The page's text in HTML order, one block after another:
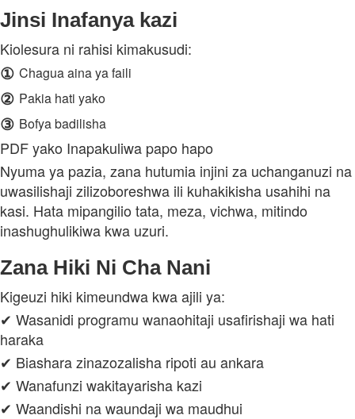
Jinsi Inafanya kazi
Kiolesura ni rahisi kimakusudi:
① Chagua aina ya faili
② Pakia hati yako
③ Bofya badilisha
PDF yako Inapakuliwa papo hapo
Nyuma ya pazia, zana hutumia injini za uchanganuzi na
uwasilishaji zilizoboreshwa ili kuhakikisha usahihi na
kasi. Hata mipangilio tata, meza, vichwa, mitindo
inashughulikiwa kwa uzuri.
Zana Hiki Ni Cha Nani
Kigeuzi hiki kimeundwa kwa ajili ya:
✔ Wasanidi programu wanaohitaji usafirishaji wa hati
haraka
✔ Biashara zinazozalisha ripoti au ankara
✔ Wanafunzi wakitayarisha kazi
✔ Waandishi na waundaji wa maudhui